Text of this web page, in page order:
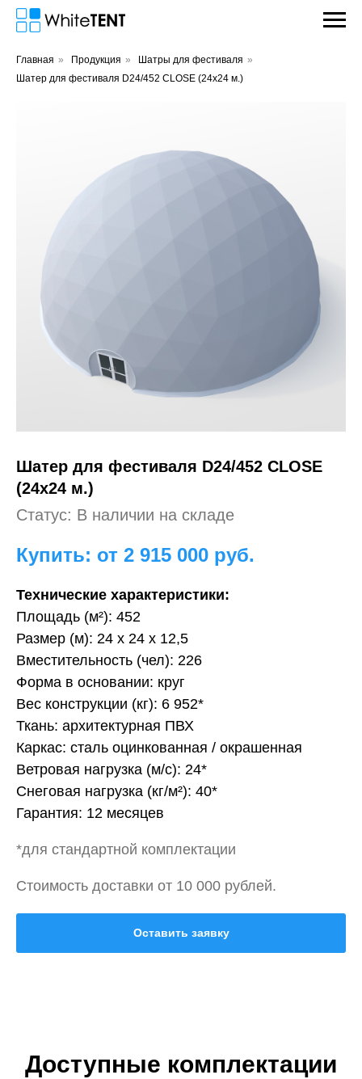
Главная » Продукция » Шатры для фестиваля »
Шатер для фестиваля D24/452 CLOSE (24х24 м.)
Шатер для фестиваля D24/452 CLOSE
(24х24 м.)
Статус: В наличии на складе
Купить: от 2 915 000 руб.
Технические характеристики:
Площадь (м²): 452
Размер (м): 24 х 24 х 12,5
Вместительность (чел): 226
Форма в основании: круг
Вес конструкции (кг): 6 952*
Ткань: архитектурная ПВХ
Каркас: сталь оцинкованная / окрашенная
Ветровая нагрузка (м/с): 24*
Снеговая нагрузка (кг/м²): 40*
Гарантия: 12 месяцев
*для стандартной комплектации
Стоимость доставки от 10 000 рублей.
Оставить заявку
Доступные комплектации